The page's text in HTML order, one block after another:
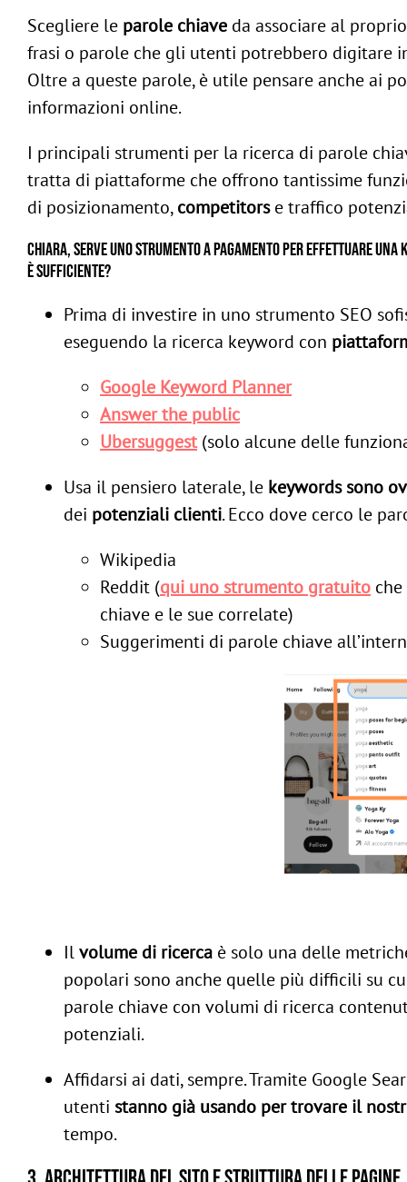
Scegliere le parole chiave da associare al
frasi o parole che gli utenti potrebbero digitare
Oltre a queste parole, è utile pensare anche ai
informazioni online.
I principali strumenti per la ricerca di parole
tratta di piattaforme che offrono tantissime
di posizionamento,competitorse traffico
Chiara, serve uno strumento a pagamento per effettuare
è sufficiente?
Prima di investire in uno strumento SEO
eseguendo la ricerca keyword con
Google Keyword Planner
Answer the public
Ubersuggest(solo alcune delle
Usa il pensiero laterale, le keywords sono
dei potenziali clienti. Ecco dove cerco le
Wikipedia
Reddit (qui uno strumento gratuito
chiave e le sue correlate)
Suggerimenti di parole chiave
Ilvolume di ricerca è solo una delle
popolari sono anche quelle più difficili su
parole chiave con volumi di ricerca
potenziali.
Affidarsi ai dati, sempre. Tramite Google
utenti stanno già usando per trovare il
tempo.